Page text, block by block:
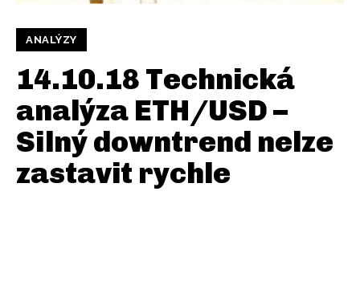
ANALÝZY
14.10.18 Technická
analýza ETH/USD –
Silný downtrend nelze
zastavit rychle